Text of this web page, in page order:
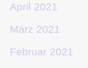
April 2021
März 2021
Februar 2021